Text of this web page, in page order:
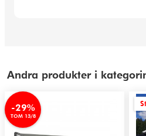
Andra produkter i
-29%
TOM 13/8